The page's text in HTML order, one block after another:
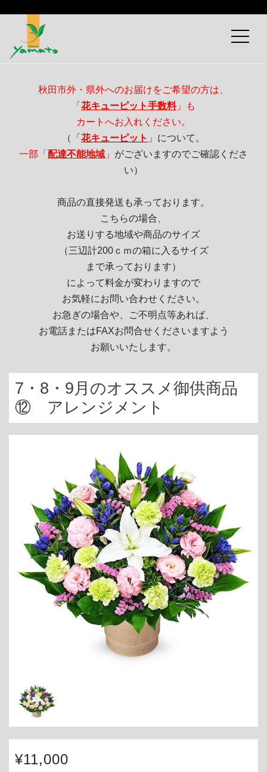
秋田市外・県外へのお届けをご希望の方は、
「 花キューピット手数料」も
カートへお入れください。
（「 花キューピット 」について。
一部「 配達不能地域 」 がございますのでご確認くださ
い）
商品の直接発送も承っております。
こちらの場合、
お送りする地域や商品のサイズ
（三辺計200ｃｍの箱に入るサイズ
まで承っております）
によって料金が変わりますので
お気軽にお問い合わせください。
お急ぎの場合や、ご不明点等あれば、
お電話またはFAXお問合せくださいますよう
お願いいたします。
7・8・9月のオススメ御供商品
⑫ アレンジメント
¥11,000